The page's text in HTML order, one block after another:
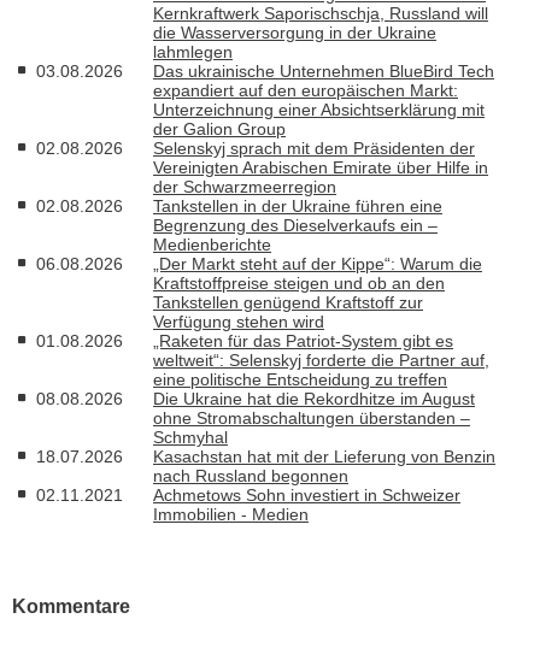
Kernkraftwerk Saporischschja, Russland will
die Wasserversorgung in der Ukraine
lahmlegen
03.08.2026
Das ukrainische Unternehmen BlueBird Tech
expandiert auf den europäischen Markt:
Unterzeichnung einer Absichtserklärung mit
der Galion Group
02.08.2026
Selenskyj sprach mit dem Präsidenten der
Vereinigten Arabischen Emirate über Hilfe in
der Schwarzmeerregion
02.08.2026
Tankstellen in der Ukraine führen eine
Begrenzung des Dieselverkaufs ein –
Medienberichte
06.08.2026
„Der Markt steht auf der Kippe“: Warum die
Kraftstoffpreise steigen und ob an den
Tankstellen genügend Kraftstoff zur
Verfügung stehen wird
01.08.2026
„Raketen für das Patriot-System gibt es
weltweit“: Selenskyj forderte die Partner auf,
eine politische Entscheidung zu treffen
08.08.2026
Die Ukraine hat die Rekordhitze im August
ohne Stromabschaltungen überstanden –
Schmyhal
18.07.2026
Kasachstan hat mit der Lieferung von Benzin
nach Russland begonnen
02.11.2021
Achmetows Sohn investiert in Schweizer
Immobilien - Medien
Kommentare